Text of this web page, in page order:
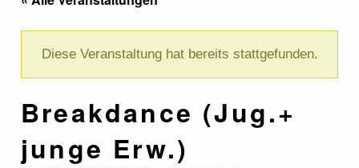
Diese Veranstaltung hat bereits stattgefunden.
Breakdance (Jug.+
junge Erw.)